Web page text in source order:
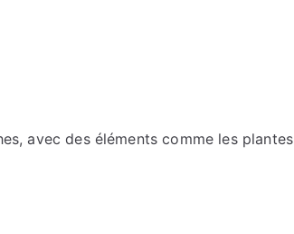
avec des éléments comme les plantes